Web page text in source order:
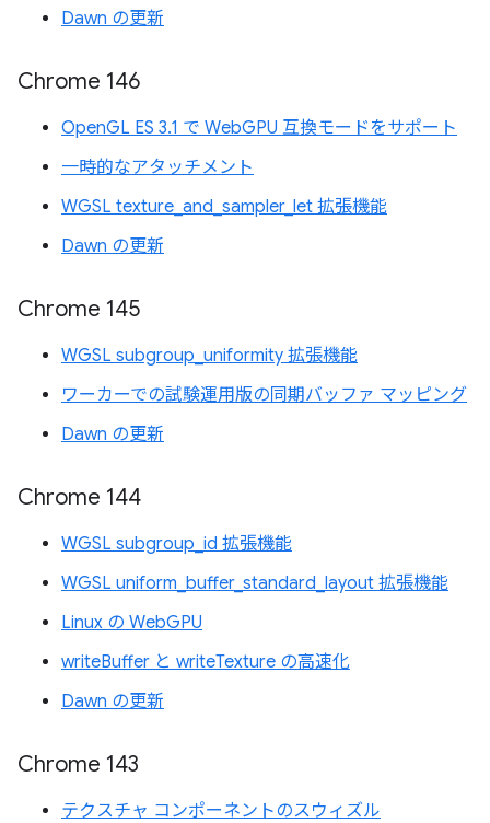
Dawn の更新
Chrome 146
OpenGL ES 3.1 で WebGPU 互換モードをサポート
一時的なアタッチメント
WGSL texture_and_sampler_let 拡張機能
Dawn の更新
Chrome 145
WGSL subgroup_uniformity 拡張機能
ワーカーでの試験運用版の同期バッファ マッピング
Dawn の更新
Chrome 144
WGSL subgroup_id 拡張機能
WGSL uniform_buffer_standard_layout 拡張機能
Linux の WebGPU
writeBuffer と writeTexture の高速化
Dawn の更新
Chrome 143
テクスチャ コンポーネントのスウィズル